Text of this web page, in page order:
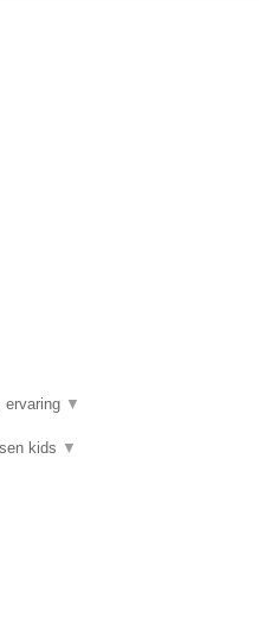
ervaring ▼
kids ▼